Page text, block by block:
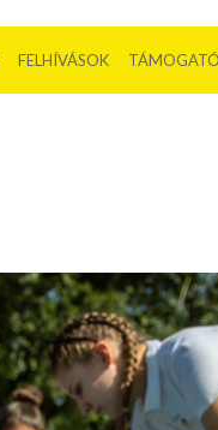
FELHÍVÁSOK